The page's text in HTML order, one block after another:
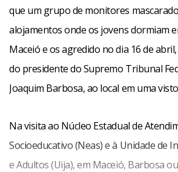
que um grupo de monitores
alojamentos onde os jovens dormiam
Maceió e os agredido no dia 16 de
do presidente do Supremo Tribunal
Joaquim Barbosa, ao local em uma
Na visita ao Núcleo Estadual de
Socioeducativo (Neas) e à Unidade de
e Adultos (Uija), em Maceió, Barbosa